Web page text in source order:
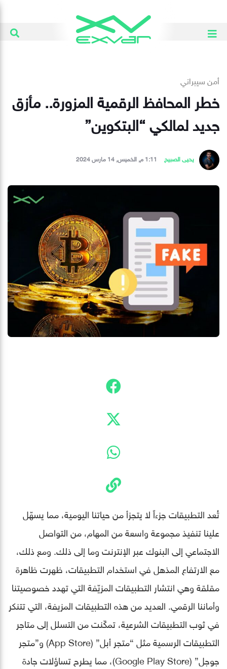
أمن سيبراني
خطر المحافظ الرقمية المزورة.. مأزق
جديد لمالكي “البتكوين”
يحيى الصبيح 1:11 م, الخميس, 14 مارس 2024
تُعد التطبيقات جزءاً لا يتجزأ من حياتنا اليومية، مما يسهّل
علينا تنفيذ مجموعة واسعة من المهام، من التواصل
الاجتماعي إلى البنوك عبر الإنترنت وما إلى ذلك. ومع ذلك،
مع الارتفاع المذهل في استخدام التطبيقات، ظهرت ظاهرة
مقلقة وهي انتشار التطبيقات المزيّفة التي تهدد خصوصيتنا
وأماننا الرقمي. العديد من هذه التطبيقات المزيفة، التي تتنكر
في ثوب التطبيقات الشرعية، تمكّنت من التسلل إلى متاجر
التطبيقات الرسمية مثل “متجر أبل” (App Store) و”متجر
جوجل” (Google Play Store)، مما يطرح تساؤلات جادة